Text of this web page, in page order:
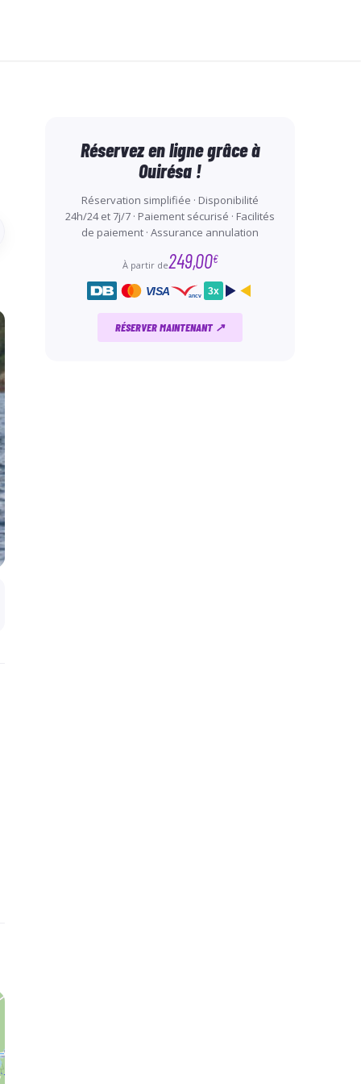
Réservez en ligne grâce à
Ouirésa !
Réservation simplifiée · Disponibilité
24h/24 et 7j/7 · Paiement sécurisé · Facilités
de paiement · Assurance annulation
À partir de249,00€
VISA ancv 3x
RÉSERVER MAINTENANT ↗